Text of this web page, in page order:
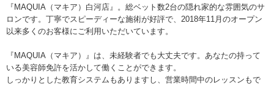
『MAQUIA（マキア）白河店』。総ベット数2台の隠れ家的な雰囲気のサ
ロンです。丁寧でスピーディーな施術が好評で、2018年11月のオープン
以来多くのお客様にご利用いただいています。
『MAQUIA（マキア）』は、未経験者でも大丈夫です。あなたの持って
いる美容師免許を活かして働くことができます。
しっかりとした教育システムもありますし、営業時間中のレッスンもで